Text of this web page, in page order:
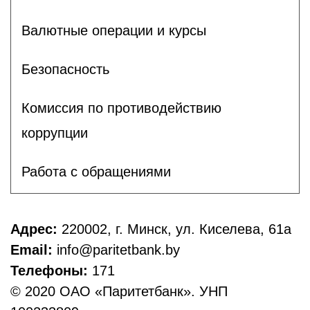
Валютные операции и курсы
Безопасность
Комиссия по противодействию
коррупции
Работа с обращениями
Адрес: 220002, г. Минск, ул. Киселева, 61а
Email: info@paritetbank.by
Телефоны: 171
© 2020 ОАО «Паритетбанк». УНП